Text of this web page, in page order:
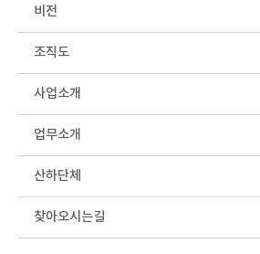
비전
조직도
사업소개
업무소개
산하단체
찾아오시는길